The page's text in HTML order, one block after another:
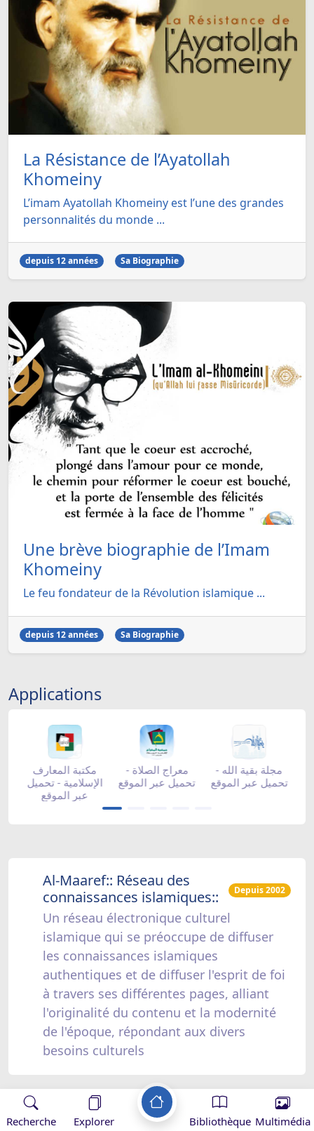
La Résistance de l’Ayatollah
Khomeiny
L’imam Ayatollah Khomeiny est l’une des grandes
personnalités du monde ...
depuis 12 années Sa Biographie
Une brève biographie de l’Imam
Khomeiny
Le feu fondateur de la Révolution islamique ...
depuis 12 années Sa Biographie
Applications
معراج
تحميل عبر
مجلة بقية الله -
تحميل عبر الموقع
مجلة المحراب -
appgallery
شهر رمضان -
عبر الموقع
Al-Maaref:: Réseau des
connaissances islamiques::
Depuis 2002
Un réseau électronique culturel
islamique qui se préoccupe de diffuser
les connaissances islamiques
authentiques et de diffuser l'esprit de foi
à travers ses différentes pages, alliant
l'originalité du contenu et la modernité
de l'époque, répondant aux divers
besoins culturels
Recherche Explorer Bibliothèque Multimédia